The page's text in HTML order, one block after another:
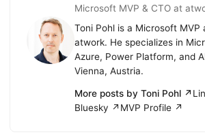
Microsoft MVP & CTO at
Toni Pohl is a Microsoft MVP
atwork. He specializes in
Azure, Power Platform, and
Vienna, Austria.
More posts by Toni Pohl ↗
Bluesky ↗ MVP Profile ↗